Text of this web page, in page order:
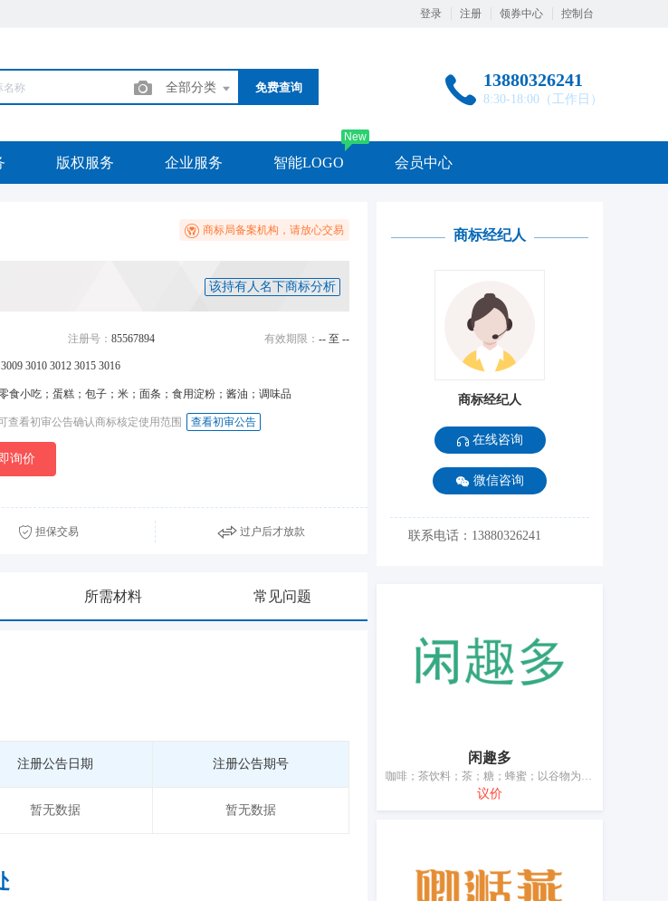
登录 注册 领券中心 控制台
全部分类 免费查询 13880326241
8:30-18:00（工作日）
版权服务 企业服务 智能LOGO
New
会员中心
商标局备案机构，请放心交易
该持有人名下商标分析
注册号： 85567894 有效期限： -- 至 --
3010 3012 3015 3016
食小吃；蛋糕；包子；米；面条；食用淀粉；酱油；调味品
查看初审公告确认商标核定使用范围 查看初审公告
询价
担保交易 过户后才放款
所需材料 常见问题
注册公告日期 注册公告期号
暂无数据 暂无数据
商标经纪人
商标经纪人
在线咨询
微信咨询
联系电话：13880326241
闲趣多
咖啡；茶饮料；茶；糖；蜂蜜；以谷物为主的零食小吃；糕点；比萨饼；米；调味品
议价